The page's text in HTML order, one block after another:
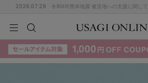
2026.07.29 令和8年熊本地震 被災地への支援に関して
検索
KIDSBABYBEAUTYLIFE STYLE
(715)
KIDSBABYBEAUTYLIFE STYLE